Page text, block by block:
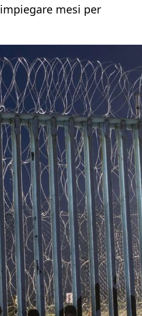
mesi per